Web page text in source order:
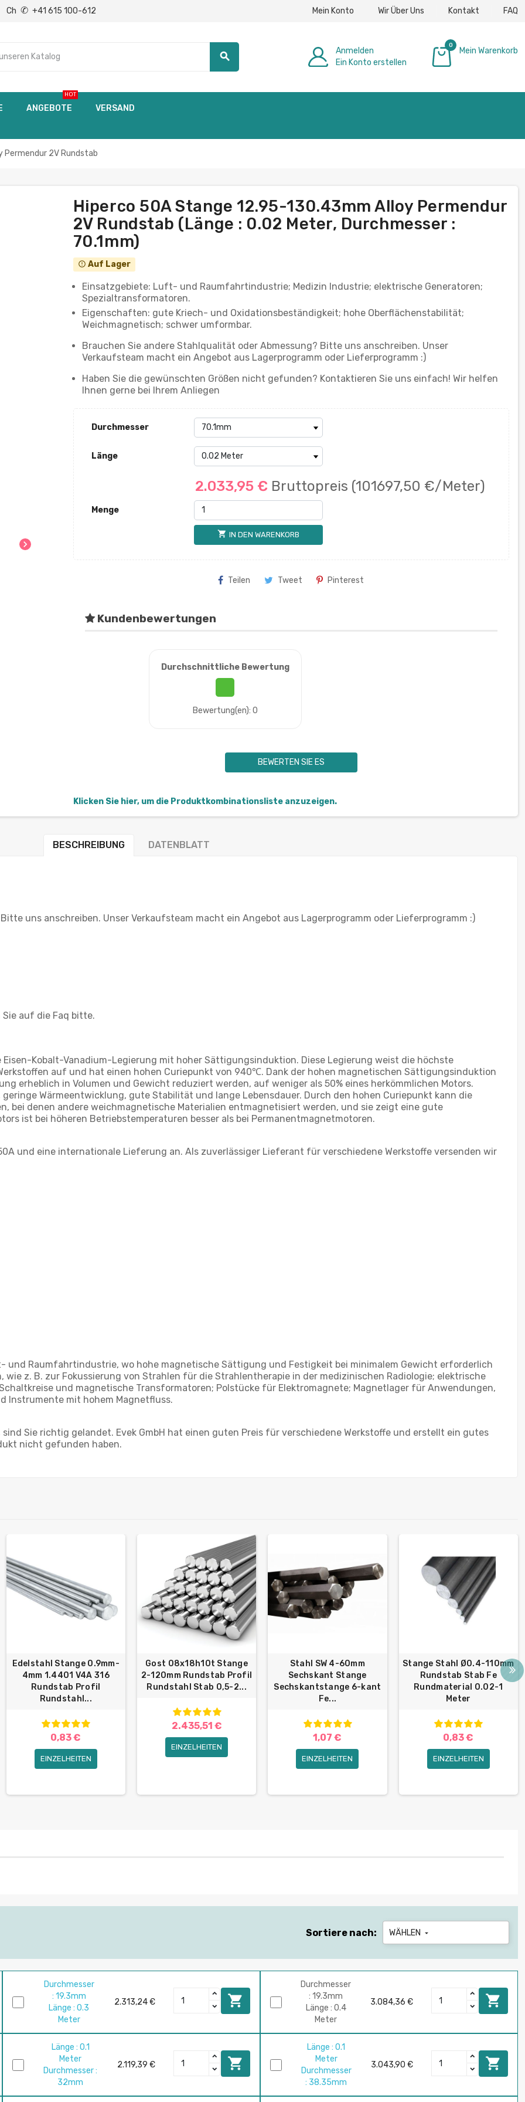
Ch ✆ +41 615 100-612 Mein Konto Wir Über Uns Kontakt FAQ
search
Anmelden
Ein Konto erstellen
0
Mein Warenkorb
ANGEBOTE
HOT
VERSAND
Permendur 2V Rundstab
chevron_right
Hiperco 50A Stange 12.95-130.43mm Alloy Permendur
2V Rundstab (Länge : 0.02 Meter, Durchmesser :
70.1mm)
error_outline Auf Lager
Einsatzgebiete: Luft- und Raumfahrtindustrie; Medizin Industrie; elektrische Generatoren;
Spezialtransformatoren.
Eigenschaften: gute Kriech- und Oxidationsbeständigkeit; hohe Oberflächenstabilität;
Weichmagnetisch; schwer umformbar.
Brauchen Sie andere Stahlqualität oder Abmessung? Bitte uns anschreiben. Unser
Verkaufsteam macht ein Angebot aus Lagerprogramm oder Lieferprogramm :)
Haben Sie die gewünschten Größen nicht gefunden? Kontaktieren Sie uns einfach! Wir helfen
Ihnen gerne bei Ihrem Anliegen
Durchmesser
Länge
2.033,95 € Bruttopreis (101697,50 €/Meter)
Menge
shopping_cart IN DEN WARENKORB
Teilen Tweet Pinterest
Kundenbewertungen
Durchschnittliche Bewertung
Bewertung(en): 0
BEWERTEN SIE ES
Klicken Sie hier, um die Produktkombinationsliste anzuzeigen.
BESCHREIBUNG DATENBLATT
uns anschreiben. Unser Verkaufsteam macht ein Angebot aus Lagerprogramm oder Lieferprogramm :)
auf die Faq bitte.
Kobalt-Vanadium-Legierung mit hoher Sättigungsinduktion. Diese Legierung weist die höchste
auf und hat einen hohen Curiepunkt von 940℃. Dank der hohen magnetischen Sättigungsinduktion
erheblich in Volumen und Gewicht reduziert werden, auf weniger als 50% eines herkömmlichen Motors.
Wärmeentwicklung, gute Stabilität und lange Lebensdauer. Durch den hohen Curiepunkt kann die
bei denen andere weichmagnetische Materialien entmagnetisiert werden, und sie zeigt eine gute
ist bei höheren Betriebstemperaturen besser als bei Permanentmagnetmotoren.
und eine internationale Lieferung an. Als zuverlässiger Lieferant für verschiedene Werkstoffe versenden wir
Raumfahrtindustrie, wo hohe magnetische Sättigung und Festigkeit bei minimalem Gewicht erforderlich
z. B. zur Fokussierung von Strahlen für die Strahlentherapie in der medizinischen Radiologie; elektrische
und magnetische Transformatoren; Polstücke für Elektromagnete; Magnetlager für Anwendungen,
Instrumente mit hohem Magnetfluss.
Sie richtig gelandet. Evek GmbH hat einen guten Preis für verschiedene Werkstoffe und erstellt ein gutes
nicht gefunden haben.
Edelstahl Stange 0.9mm-
4mm 1.4401 V4A 316
Rundstab Profil
Rundstahl...
0,83 €
EINZELHEITEN
Gost 08x18h10t Stange
2-120mm Rundstab Profil
Rundstahl Stab 0,5-2...
2.435,51 €
EINZELHEITEN
Stahl SW 4-60mm
Sechskant Stange
Sechskantstange 6-kant
Fe...
1,07 €
EINZELHEITEN
Stange Stahl Ø0.4-110mm
Rundstab Stab Fe
Rundmaterial 0.02-1
Meter
0,83 €
EINZELHEITEN
Sortiere nach: WÄHLEN 
Durchmesser
: 19.3mm
Länge : 0.3
Meter
2.313,24 € 
Durchmesser
: 19.3mm
Länge : 0.4
Meter
3.084,36 € 
Länge : 0.1
Meter
Durchmesser :
32mm
2.119,39 € 
Länge : 0.1
Meter
Durchmesser
: 38.35mm
3.043,90 € 